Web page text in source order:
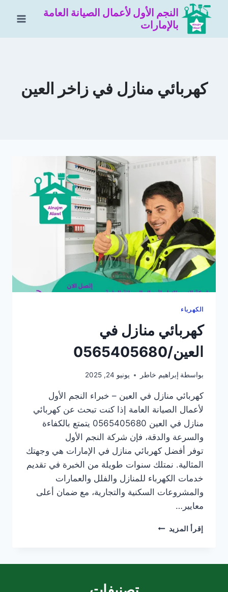
التجاوز
المحتوى
النجم الأول لأعمال الصيانة العامة
بالإمارات
كهربائي منازل في زاخر العين
الكهرباء
كهربائي منازل في
العين/0565405680
بواسطة إبراهيم خاطر يونيو 24, 2025
كهربائي منازل في العين – خبراء النجم الأول
لأعمال الصيانة العامة إذا كنت تبحث عن كهربائي
منازل في العين 0565405680 يتمتع بالكفاءة
والسرعة والدقة، فإن شركة النجم الأول
توفر أفضل كهربائي منازل في الإمارات هي وجهتك
المثالية. نمتلك سنوات طويلة من الخبرة في تقديم
خدمات الكهرباء للمنازل والفلل والعمارات
والمشروعات السكنية والتجارية، مع ضمان أعلى
معايير…
إقرأ المزيد كهربائي